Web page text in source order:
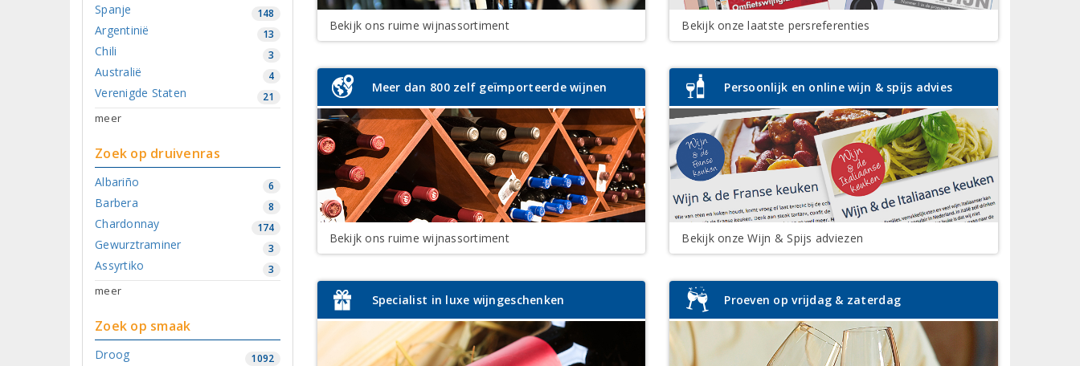
Spanje 148
Argentinië 13
Chili 3
Australië 4
Verenigde Staten 21
meer
Zoek op druivenras
Albariño 6
Barbera 8
Chardonnay 174
Gewurztraminer 3
Assyrtiko 3
meer
Zoek op smaak
Droog 1092
Bekijk ons ruime wijnassortiment Bekijk onze laatste persreferenties
Meer dan 800 zelf geïmporteerde wijnen
Bekijk ons ruime wijnassortiment
Persoonlijk en online wijn & spijs advies
Bekijk onze Wijn & Spijs adviezen
Specialist in luxe wijngeschenken Proeven op vrijdag & zaterdag